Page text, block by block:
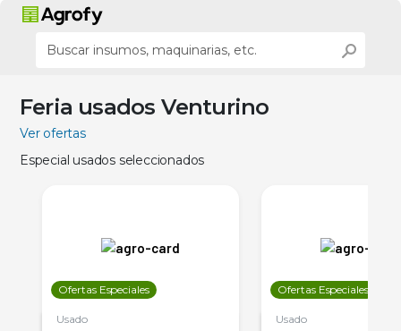
Feria usados Venturino
Ver ofertas
Especial usados seleccionados
Ofertas Especiales
Usado
Ofertas Especiales
Usado